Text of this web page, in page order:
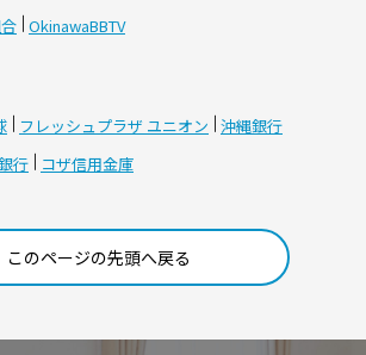
OkinawaBBTV
フレッシュプラザ ユニオン 沖縄銀行
行 コザ信用金庫
このページの先頭へ戻る